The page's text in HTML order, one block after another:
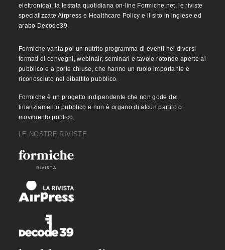
elettronica), la testata quotidiana on-line Formiche.net, le riviste
specializzate Airpress e Healthcare Policy e il sito in inglese ed
arabo Decode39.
Formiche vanta poi un nutrito programma di eventi nei diversi
formati di convegni, webinair, seminari e tavole rotonde aperte al
pubblico e a porte chiuse, che hanno un ruolo importante e
riconosciuto nel dibattito pubblico.
Formiche è un progetto indipendente che non gode del
finanziamento pubblico e non è organo di alcun partito o
movimento politico.
LE NOSTRE RIVISTE